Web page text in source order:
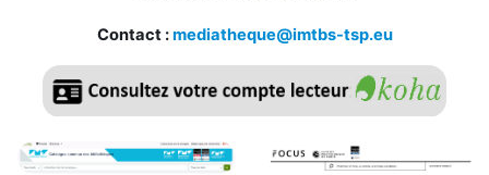
Contact :mediatheque@imtbs-tsp.eu